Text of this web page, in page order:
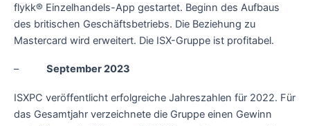
flykk® Einzelhandels-App gestartet. Beginn des Aufbaus
des britischen Geschäftsbetriebs. Die Beziehung zu
Mastercard wird erweitert. Die ISX-Gruppe ist profitabel.
– September 2023
ISXPC veröffentlicht erfolgreiche Jahreszahlen für 2022. Für
das Gesamtjahr verzeichnete die Gruppe einen Gewinn